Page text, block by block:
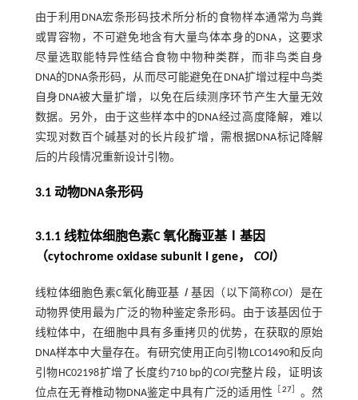
由于利用DNA宏条形码技术所分析的食物样本通常为鸟粪
或胃容物，不可避免地含有大量鸟体本身的DNA，这要求
尽量选取能特异性结合食物中物种类群，而非鸟类自身
DNA的DNA条形码，从而尽可能避免在DNA扩增过程中鸟类
自身DNA被大量扩增，以免在后续测序环节产生大量无效
数据。另外，由于这些样本中的DNA经过高度降解，难以
实现对数百个碱基对的长片段扩增，需根据DNA标记降解
后的片段情况重新设计引物。
3.1 动物DNA条形码
3.1.1 线粒体细胞色素C 氧化酶亚基Ⅰ基因
（cytochrome oxidase subunit I gene， COI）
线粒体细胞色素C氧化酶亚基 Ⅰ基因（以下简称COI）是在
动物界使用最为广泛的物种鉴定条形码。由于该基因位于
线粒体中，在细胞中具有多重拷贝的优势，在获取的原始
DNA样本中大量存在。有研究使用正向引物LCO1490和反向
引物HC02198扩增了长度约710 bp的COI完整片段，证明该
位点在无脊椎动物DNA鉴定中具有广泛的适用性
27］ 。然